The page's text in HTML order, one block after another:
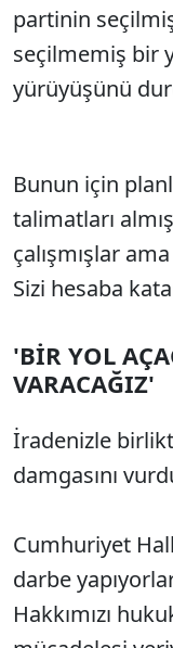
partinin
seçilmemiş bir
yürüyüşünü
Bunun için
talimatları
çalışmışlar
Sizi hesaba
'BİR YOL
VARACAĞIZ'
İradenizle
damgasını
Cumhuriyet
darbe
Hakkımızı